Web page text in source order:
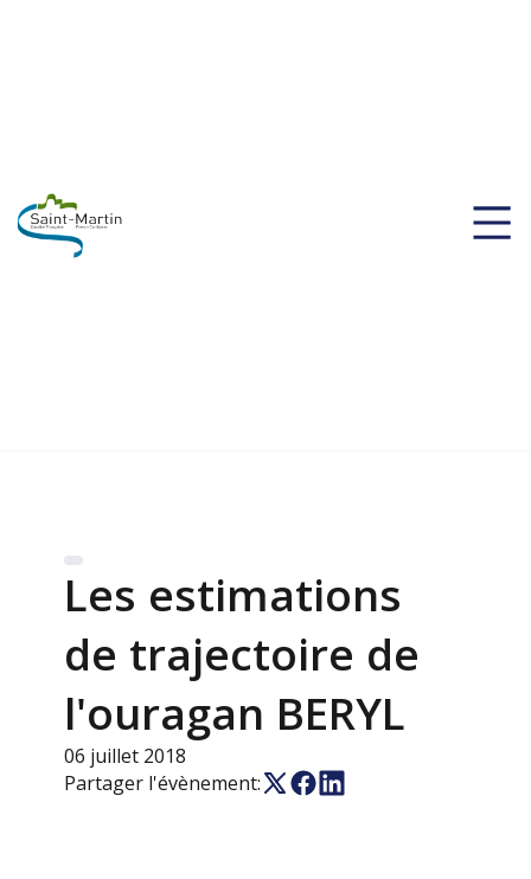
Les estimations
de trajectoire de
l'ouragan BERYL
06 juillet 2018
Partager l'évènement: